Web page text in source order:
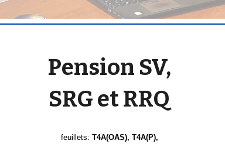
Pension SV,
SRG et RRQ
feuillets: T4A(OAS), T4A(P),